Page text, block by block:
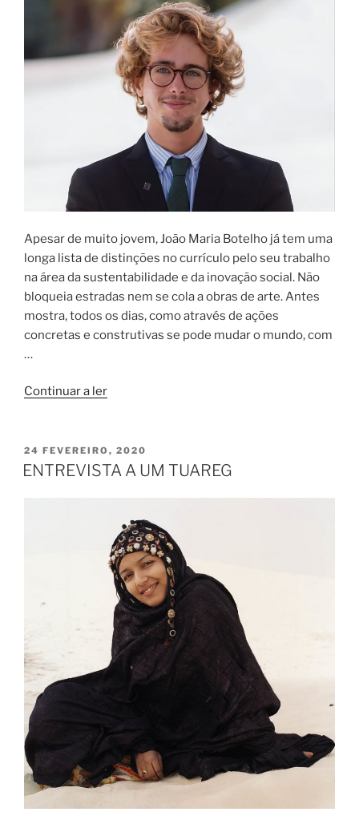
Apesar de muito jovem, João Maria Botelho já tem uma
longa lista de distinções no currículo pelo seu trabalho
na área da sustentabilidade e da inovação social. Não
bloqueia estradas nem se cola a obras de arte. Antes
mostra, todos os dias, como através de ações
concretas e construtivas se pode mudar o mundo, com
…
Continuar a ler“João
PUBLICADO
EM
24 FEVEREIRO, 2020
ENTREVISTA A UM TUAREG